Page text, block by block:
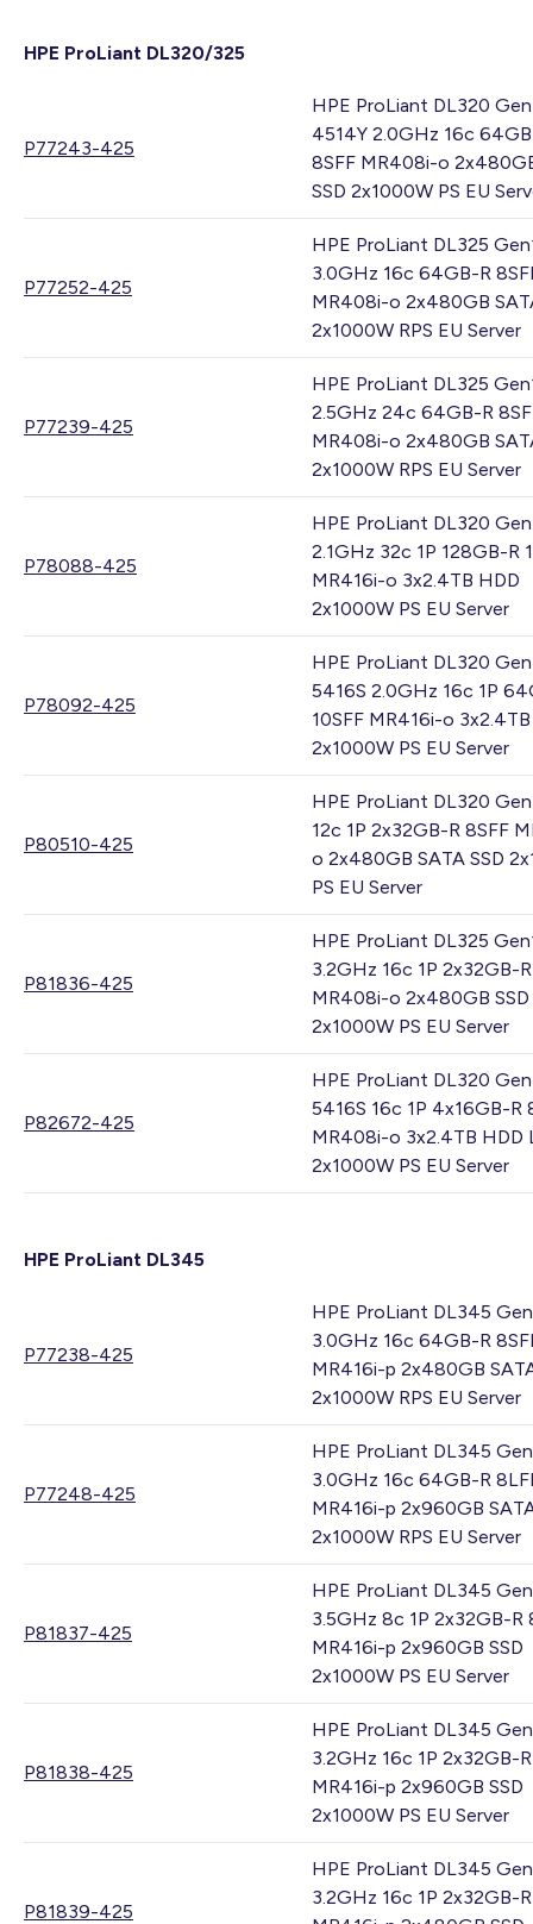
HPE ProLiant DL320/325
P77243-425
HPE ProLiant DL320
4514Y 2.0GHz 16c
8SFF MR408i-o
SSD 2x1000W PS EU
P77252-425
HPE ProLiant DL325
3.0GHz 16c 64GB-R
MR408i-o 2x480GB
2x1000W RPS EU Server
P77239-425
HPE ProLiant DL325
2.5GHz 24c 64GB-R
MR408i-o 2x480GB
2x1000W RPS EU Server
P78088-425
HPE ProLiant DL320
2.1GHz 32c 1P 128GB-R
MR416i-o 3x2.4TB HDD
2x1000W PS EU Server
P78092-425
HPE ProLiant DL320
5416S 2.0GHz 16c 1P
10SFF MR416i-o
2x1000W PS EU Server
P80510-425
HPE ProLiant DL320
12c 1P 2x32GB-R 8SFF
o 2x480GB SATA SSD
PS EU Server
P81836-425
HPE ProLiant DL325
3.2GHz 16c 1P 2x32GB-
MR408i-o 2x480GB SSD
2x1000W PS EU Server
P82672-425
HPE ProLiant DL320
5416S 16c 1P 4x16GB-R
MR408i-o 3x2.4TB HDD
2x1000W PS EU Server
HPE ProLiant DL345
P77238-425
HPE ProLiant DL345
3.0GHz 16c 64GB-R
MR416i-p 2x480GB
2x1000W RPS EU Server
P77248-425
HPE ProLiant DL345
3.0GHz 16c 64GB-R
MR416i-p 2x960GB
2x1000W RPS EU Server
P81837-425
HPE ProLiant DL345
3.5GHz 8c 1P 2x32GB-R
MR416i-p 2x960GB SSD
2x1000W PS EU Server
P81838-425
HPE ProLiant DL345
3.2GHz 16c 1P 2x32GB-
MR416i-p 2x960GB SSD
2x1000W PS EU Server
P81839-425
HPE ProLiant DL345
3.2GHz 16c 1P 2x32GB-